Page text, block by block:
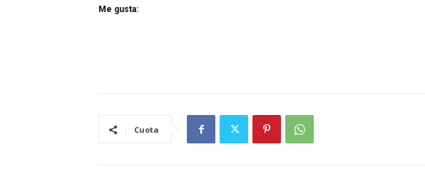
Me gusta:
Cuota